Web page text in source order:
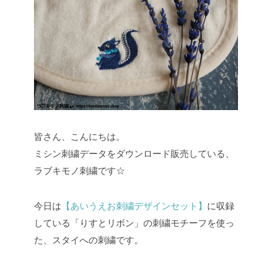
皆さん、こんにちは。
ミシン刺繍データをダウンロード販売している、
ラブキモノ刺繍です☆
今日は 【あいうえお刺繍デザインセット】 に収録
している「りすとリボン」の刺繍モチーフを使っ
た、スタイへの刺繍です。